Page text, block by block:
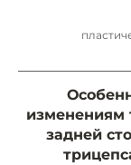
изменениям
задней